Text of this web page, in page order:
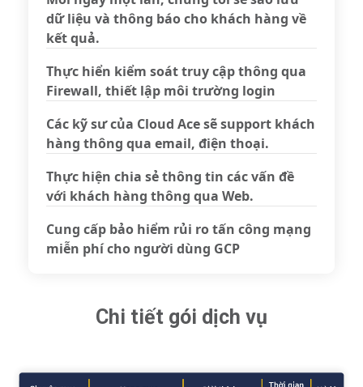
dữ liệu và thông báo cho khách hàng về
kết quả.
Thực hiển kiểm soát truy cập thông qua
Firewall, thiết lập môi trường login
Các kỹ sư của Cloud Ace sẽ support khách
hàng thông qua email, điện thoại.
Thực hiện chia sẻ thông tin các vấn đề
với khách hàng thông qua Web.
Cung cấp bảo hiểm rủi ro tấn công mạng
miễn phí cho người dùng GCP
Chi tiết gói dịch vụ